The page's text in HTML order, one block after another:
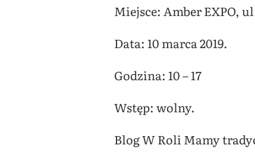
Miejsce: Amber EXPO,
Data: 10 marca 2019.
Godzina: 10 – 17
Wstęp: wolny.
Blog W Roli Mamy